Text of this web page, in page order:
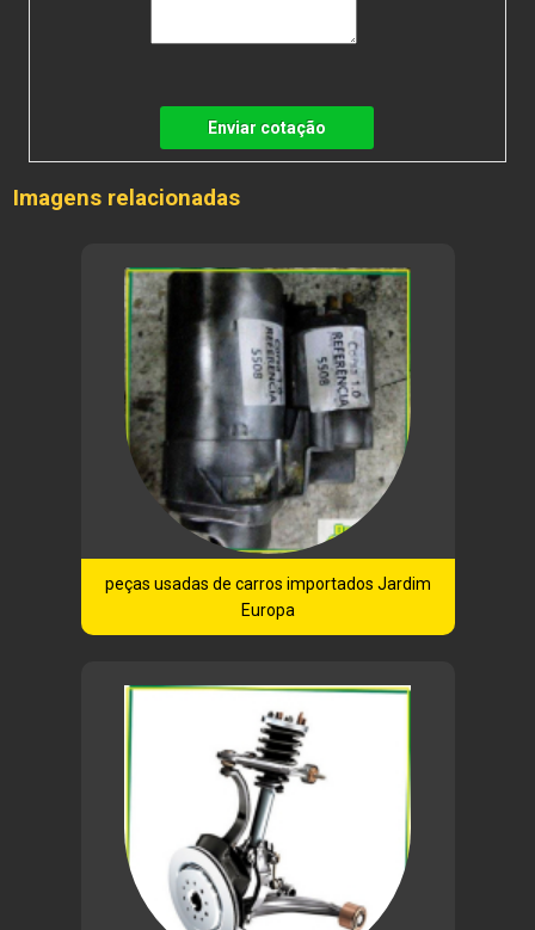
Enviar cotação
Imagens relacionadas
peças usadas de carros importados Jardim
Europa